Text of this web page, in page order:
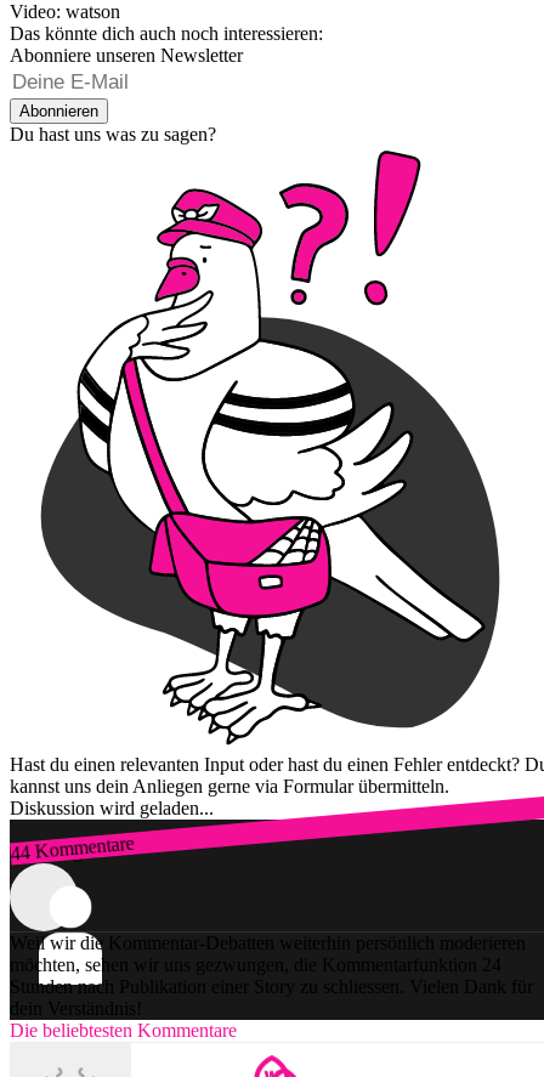
Video: watson
Das könnte dich auch noch interessieren:
Abonniere unseren Newsletter
Abonnieren
Du hast uns was zu sagen?
Hast du einen relevanten Input oder hast du einen Fehler entdeckt?
kannst uns dein Anliegen gerne via Formular übermitteln.
Diskussion wird geladen...
44 Kommentare
Zum Login
Weil wir die Kommentar-Debatten weiterhin persönlich moderieren
möchten, sehen wir uns gezwungen, die Kommentarfunktion 24
Stunden nach Publikation einer Story zu schliessen. Vielen Dank für
dein Verständnis!
Die beliebtesten Kommentare